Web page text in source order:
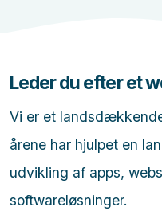
Leder du efter et
Vi er et
årene har hjulpet en
udvikling af apps,
softwareløsninger.